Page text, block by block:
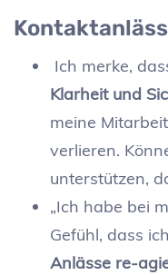
Ich merke,
Klarheit und
meine
verlieren.
unterstützen,
„Ich habe bei
Gefühl, dass ich
Anlässe re-